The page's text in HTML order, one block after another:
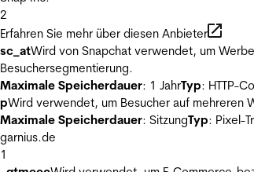
2
Erfahren Sie mehr über diesen Anbieter
sc_atWird von Snapchat verwendet, um
Besuchersegmentierung.
Maximale Speicherdauer: 1 JahrTyp: HTTP-
pWird verwendet, um Besucher auf mehreren
Maximale Speicherdauer: SitzungTyp: Pixel-
garnius.de
1